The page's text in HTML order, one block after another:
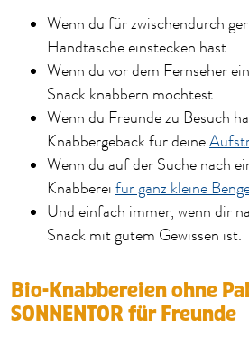
Wenn du für zwischendurch
Handtasche einstecken hast.
Wenn du vor dem Fernseher
Snack knabbern möchtest.
Wenn du Freunde zu Besuch
Knabbergebäck für deine
Wenn du auf der Suche nach
Knabberei für ganz kleine
Und einfach immer, wenn dir
Snack mit gutem Gewissen ist.
Bio-Knabbereien ohne
SONNENTOR für Freunde